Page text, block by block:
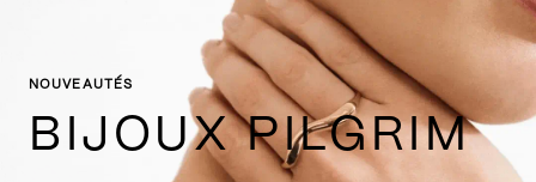
NOUVEAUTÉS
BIJOUX PILGRIM